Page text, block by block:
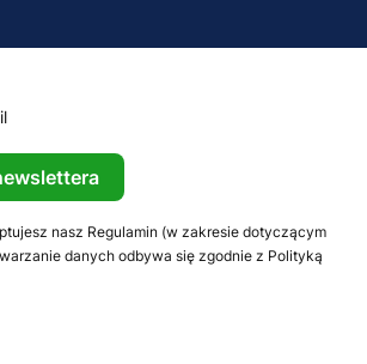
nasz Regulamin (w zakresie dotyczącym
danych odbywa się zgodnie z Polityką